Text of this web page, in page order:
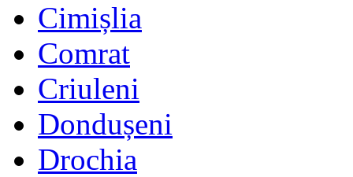
Cimișlia
Comrat
Criuleni
Dondușeni
Drochia